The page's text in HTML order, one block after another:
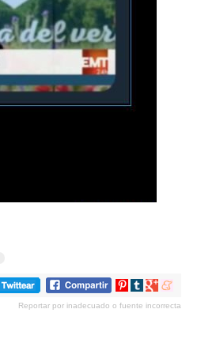
Compartir
Pinterest
Compartir
tumblr
Compartir
Google+
Compartir
meneame
Reportar por inadecuado o fuente incorrecta